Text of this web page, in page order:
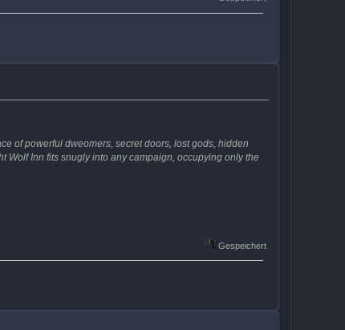
of powerful dweomers, secret doors, lost gods, hidden
Wolf Inn fits snugly into any campaign, occupying only the
Gespeichert